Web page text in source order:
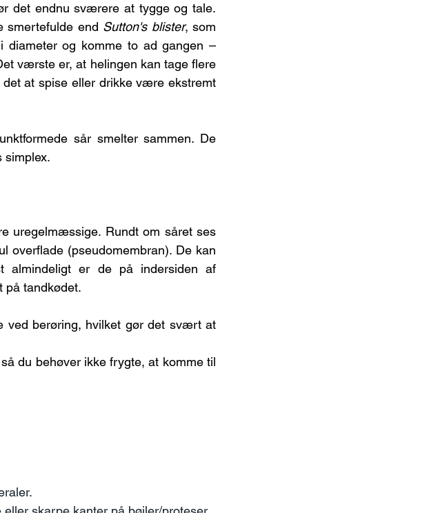
det endnu sværere at tygge og tale.
smertefulde end Sutton's blister, som
og komme to ad gangen –
værste er, at helingen kan tage flere
at spise eller drikke være ekstremt
sår smelter sammen. De
simplex.
uregelmæssige. Rundt om såret ses
overflade (pseudomembran). De kan
almindeligt er de på indersiden af
på tandkødet.
ved berøring, hvilket gør det svært at
du behøver ikke frygte, at komme til